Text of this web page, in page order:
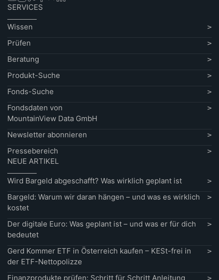
SERVICES
Wissen
Prüfen
Beratung
Produkt-Suche
Fonds-Suche
Fondsdaten von
MountainView Data GmbH
Newsletter abonnieren
Pressebereich
NEUE ARTIKEL
Wird Bargeld abgeschafft? Was wirklich geplant ist
Bargeld: Warum wir daran hängen – und was es wirklich
kostet
Der digitale Euro: Was geplant ist – und was er für dich
bedeutet
Gerd Kommer ETF in Österreich kaufen – KESt-frei in
der ETF-Nettopolizze
Finanzprodukte prüfen: Schritt für Schritt Anleitung